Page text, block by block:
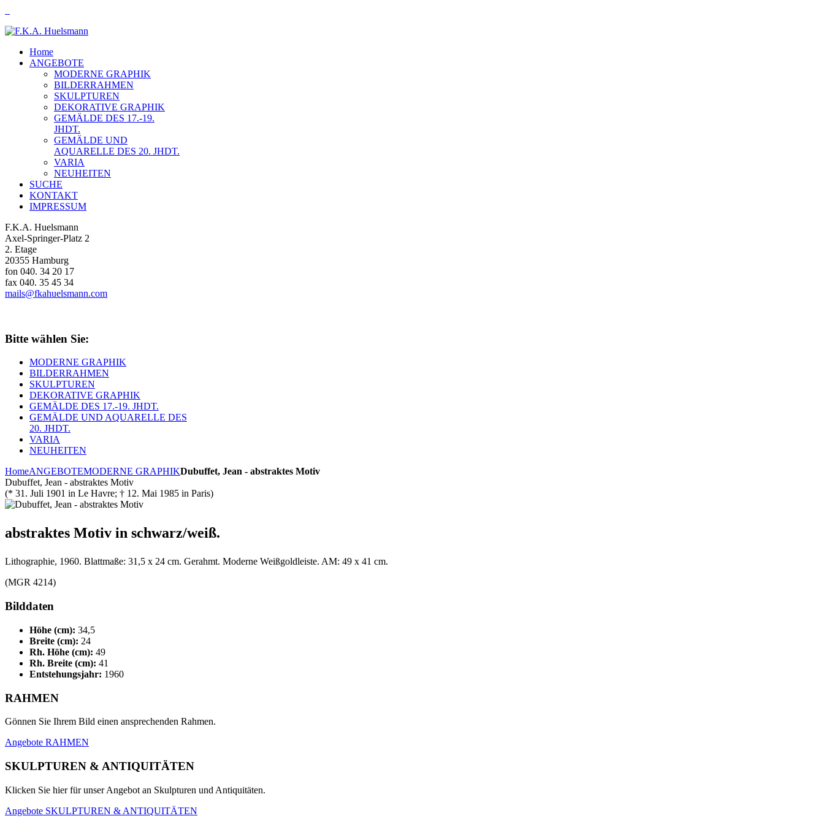
Home
ANGEBOTE
MODERNE GRAPHIK
BILDERRAHMEN
SKULPTUREN
DEKORATIVE GRAPHIK
GEMÄLDE DES 17.-19.
JHDT.
GEMÄLDE UND
AQUARELLE DES 20. JHDT.
VARIA
NEUHEITEN
SUCHE
KONTAKT
IMPRESSUM
F.K.A. Huelsmann
Axel-Springer-Platz 2
2. Etage
20355 Hamburg
fon 040. 34 20 17
fax 040. 35 45 34
mails@fkahuelsmann.com
Bitte wählen Sie:
MODERNE GRAPHIK
BILDERRAHMEN
SKULPTUREN
DEKORATIVE GRAPHIK
GEMÄLDE DES 17.-19. JHDT.
GEMÄLDE UND AQUARELLE DES
20. JHDT.
VARIA
NEUHEITEN
HomeANGEBOTEMODERNE GRAPHIKDubuffet, Jean - abstraktes Motiv
Dubuffet, Jean - abstraktes Motiv
(* 31. Juli 1901 in Le Havre; † 12. Mai 1985 in Paris)
abstraktes Motiv in schwarz/weiß.
Lithographie, 1960. Blattmaße: 31,5 x 24 cm. Gerahmt. Moderne Weißgoldleiste. AM: 49 x 41 cm.
(MGR 4214)
Bilddaten
Höhe (cm): 34,5
Breite (cm): 24
Rh. Höhe (cm): 49
Rh. Breite (cm): 41
Entstehungsjahr: 1960
RAHMEN
Gönnen Sie Ihrem Bild einen ansprechenden Rahmen.
Angebote RAHMEN
SKULPTUREN & ANTIQUITÄTEN
Klicken Sie hier für unser Angebot an Skulpturen und Antiquitäten.
Angebote SKULPTUREN & ANTIQUITÄTEN